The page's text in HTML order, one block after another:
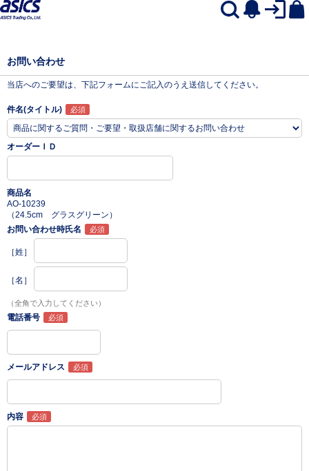
お問い合わせ
当店へのご要望は、下記フォームにご記入のうえ送信してください。
件名(タイトル)
オーダーＩＤ
商品名
AO-10239
（24.5cm グラスグリーン）
お問い合わせ時氏名
［姓］
［名］
（全角で入力してください）
電話番号
メールアドレス
内容